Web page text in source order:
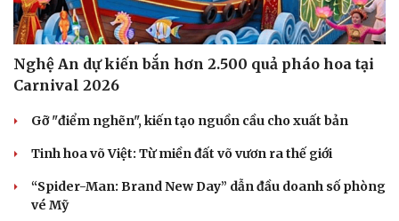
Nghệ An dự kiến bắn hơn 2.500 quả pháo hoa tại
Carnival 2026
Gỡ "điểm nghẽn", kiến tạo nguồn cầu cho xuất bản
Tinh hoa võ Việt: Từ miền đất võ vươn ra thế giới
“Spider-Man: Brand New Day” dẫn đầu doanh số phòng
vé Mỹ